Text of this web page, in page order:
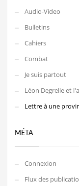
Audio-Video
Bulletins
Cahiers
Combat
Je suis partout
Léon Degrelle et
Lettre à une
MÉTA
Connexion
Flux des